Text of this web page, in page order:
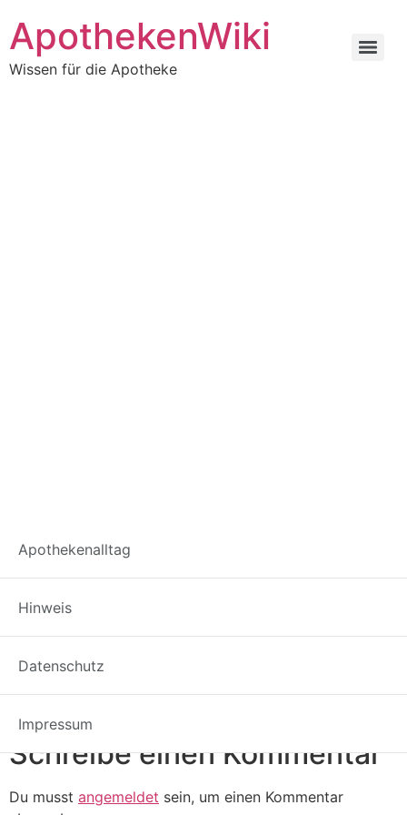
ApothekenWiki
Wissen für die Apotheke
Apothekenalltag
Hinweis
Datenschutz
Impressum
Campylobacter sp
bacteria
Schreibe einen Kommentar
Du musst angemeldet sein, um einen Kommentar